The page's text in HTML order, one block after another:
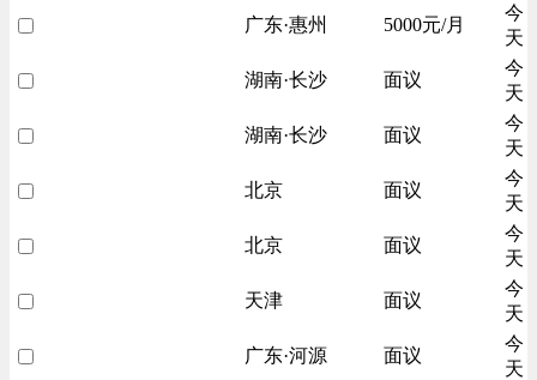
广东·惠州 5000元/月
今
天
湖南·长沙 面议
今
天
湖南·长沙 面议
今
天
北京 面议
今
天
北京 面议
今
天
天津 面议
今
天
广东·河源 面议
今
天